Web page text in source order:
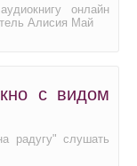
онлайн
Алисия Май
с видом
радугу" слушать